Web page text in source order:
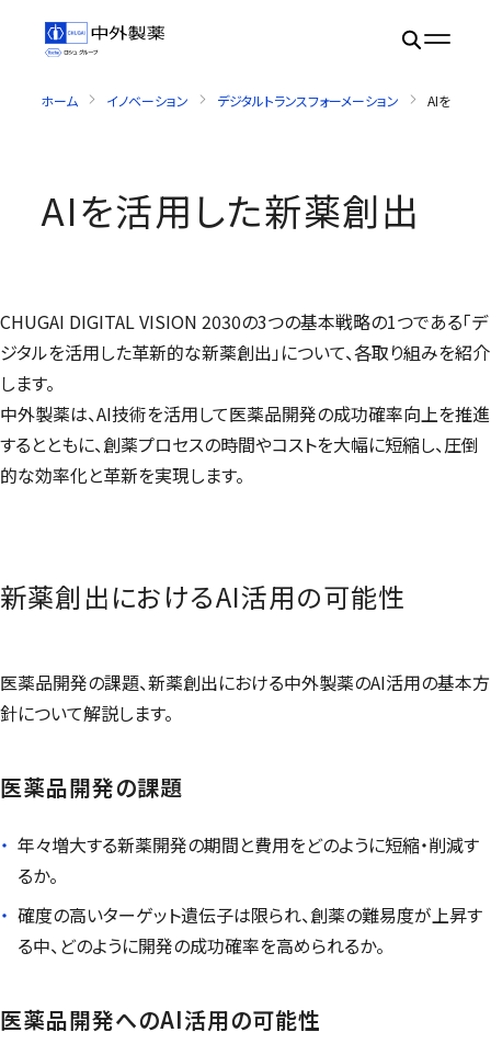
ホーム イノベーション デジタルトランスフォーメーション AIを活用
AIを活用した新薬創出
CHUGAI DIGITAL VISION 2030の3つの基本戦略の1つである「デ
ジタルを活用した革新的な新薬創出」について、各取り組みを紹介
します。
中外製薬は、AI技術を活用して医薬品開発の成功確率向上を推進
するとともに、創薬プロセスの時間やコストを大幅に短縮し、圧倒
的な効率化と革新を実現します。
新薬創出におけるAI活用の可能性
医薬品開発の課題、新薬創出における中外製薬のAI活用の基本方
針について解説します。
医薬品開発の課題
年々増大する新薬開発の期間と費用をどのように短縮・削減す
るか。
確度の高いターゲット遺伝子は限られ、創薬の難易度が上昇す
る中、どのように開発の成功確率を高められるか。
医薬品開発へのAI活用の可能性